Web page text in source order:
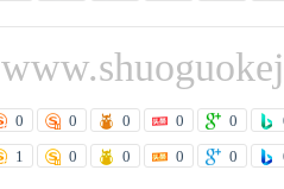
0 0 0 0 0
1 0 0 0 0